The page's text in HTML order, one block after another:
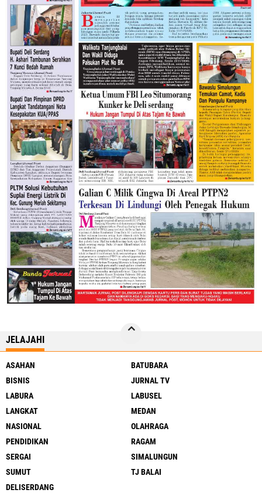
JELAJAHI
ASAHAN
BATUBARA
BISNIS
JURNAL TV
LABURA
LABUSEL
LANGKAT
MEDAN
NASIONAL
OLAHRAGA
PENDIDIKAN
RAGAM
SERGAI
SIMALUNGUN
SUMUT
TJ BALAI
DELISERDANG